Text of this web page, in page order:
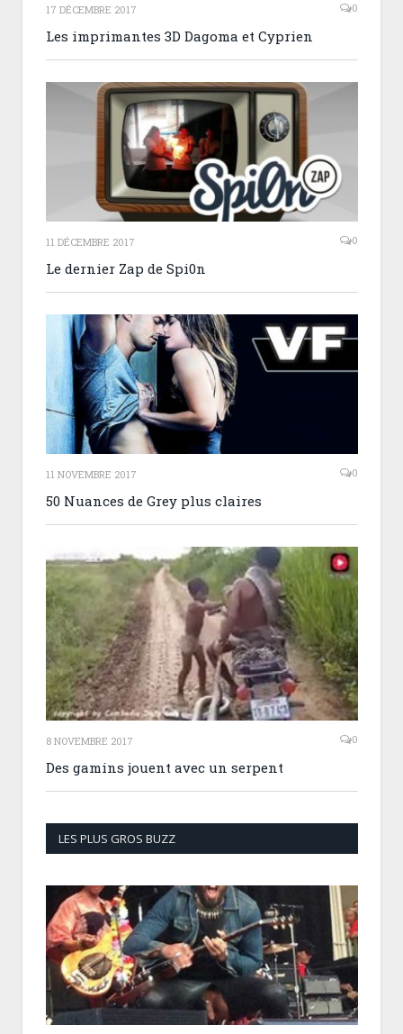
17 DÉCEMBRE 2017 0
Les imprimantes 3D Dagoma et Cyprien
11 DÉCEMBRE 2017 0
Le dernier Zap de Spi0n
11 NOVEMBRE 2017 0
50 Nuances de Grey plus claires
8 NOVEMBRE 2017 0
Des gamins jouent avec un serpent
LES PLUS GROS BUZZ